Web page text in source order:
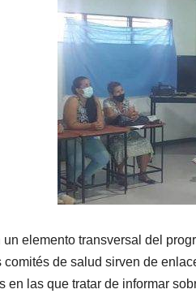
un elemento transversal del
de salud sirven de
en las que tratar de informar